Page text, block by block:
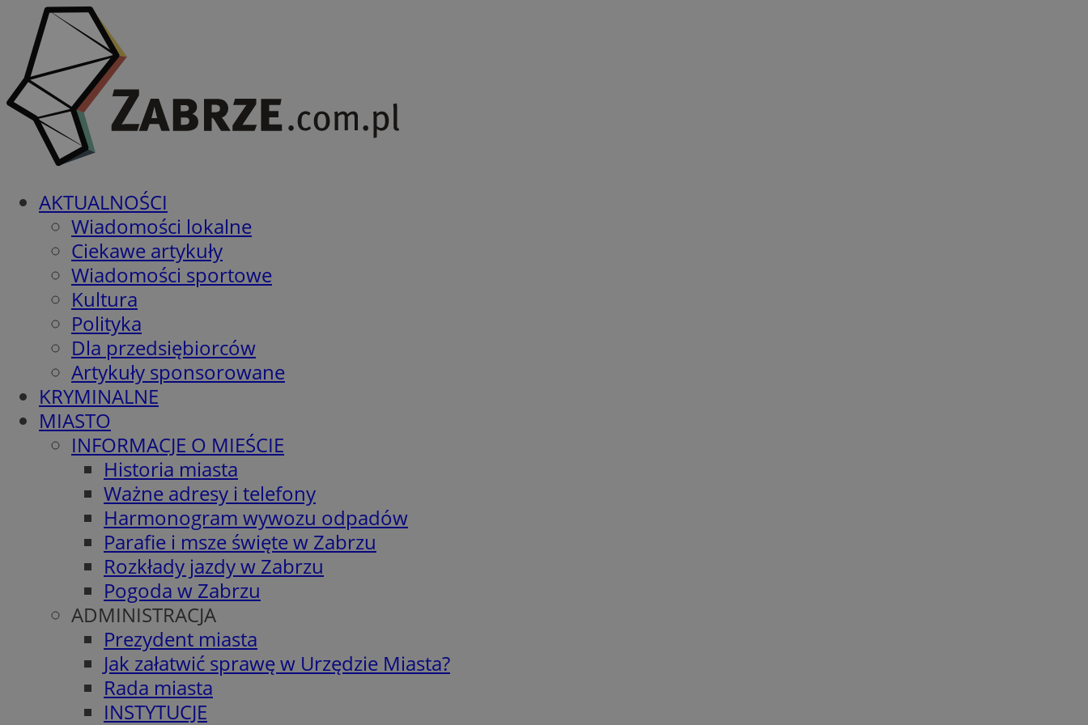
AKTUALNOŚCI
Wiadomości lokalne
Ciekawe artykuły
Wiadomości sportowe
Kultura
Polityka
Dla przedsiębiorców
Artykuły sponsorowane
KRYMINALNE
MIASTO
INFORMACJE O MIEŚCIE
Historia miasta
Ważne adresy i telefony
Harmonogram wywozu odpadów
Parafie i msze święte w Zabrzu
Rozkłady jazdy w Zabrzu
Pogoda w Zabrzu
ADMINISTRACJA
Prezydent miasta
Jak załatwić sprawę w Urzędzie Miasta?
Rada miasta
INSTYTUCJE